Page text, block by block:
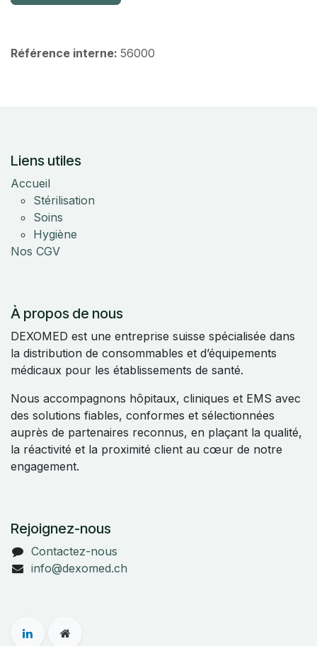
Référence interne: 56000
Liens utiles
Accueil
Stérilisation
Soins
Hygiène
Nos CGV
À propos de nous
DEXOMED est une entreprise suisse spécialisée dans
la distribution de consommables et d’équipements
médicaux pour les établissements de santé.
Nous accompagnons hôpitaux, cliniques et EMS avec
des solutions fiables, conformes et sélectionnées
auprès de partenaires reconnus, en plaçant la qualité,
la réactivité et la proximité client au cœur de notre
engagement.
Rejoignez-nous
Contactez-nous
info@dexomed.ch